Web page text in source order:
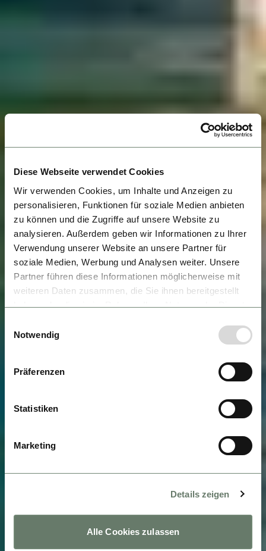
Diese Webseite verwendet Cookies
Wir verwenden Cookies, um Inhalte und Anzeigen zu
personalisieren, Funktionen für soziale Medien anbieten
zu können und die Zugriffe auf unsere Website zu
analysieren. Außerdem geben wir Informationen zu Ihrer
Verwendung unserer Website an unsere Partner für
soziale Medien, Werbung und Analysen weiter. Unsere
Partner führen diese Informationen möglicherweise mit
weiteren Daten zusammen, die Sie ihnen bereitgestellt
haben oder die sie im Rahmen Ihrer Nutzung der Dienste
Notwendig
Präferenzen
Statistiken
Marketing
Details zeigen
Alle Cookies zulassen